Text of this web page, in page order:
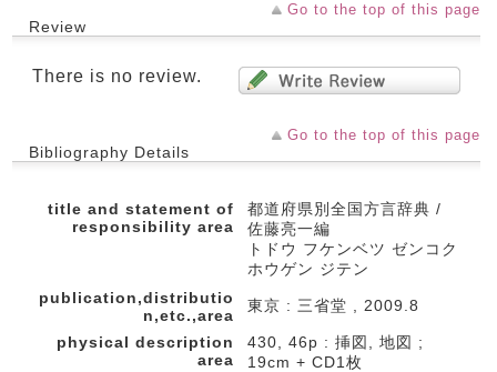
Go to the top of this page
Review
There is no review.
Go to the top of this page
Bibliography Details
title and statement of
responsibility area
都道府県別全国方言辞典 /
佐藤亮一編
トドウ フケンベツ ゼンコク
ホウゲン ジテン
publication,distributio
n,etc.,area
東京 : 三省堂 , 2009.8
physical description
area
430, 46p : 挿図, 地図 ;
19cm + CD1枚